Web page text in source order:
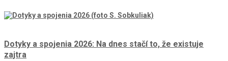
Dotyky a spojenia 2026: Na dnes stačí to, že existuje
zajtra